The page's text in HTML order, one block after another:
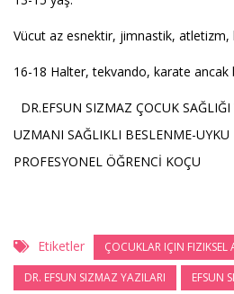
Vücut az esnektir, jimnastik,
16-18 Halter, tekvando, karate
DR.EFSUN SIZMAZ ÇOCUK
UZMANI SAĞLIKLI BESLENME-
PROFESYONEL ÖĞRENCİ KOÇU
Etiketler
ÇOCUKLAR IÇIN
DR. EFSUN SIZMAZ YAZILARI
EFSUN